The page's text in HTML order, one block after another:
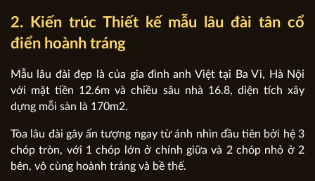
2. Kiến trúc Thiết kế mẫu lâu đài tân cổ
điển hoành tráng
Mẫu lâu đài đẹp là của gia đình anh Việt tại Ba Vì, Hà Nội
với mặt tiền 12.6m và chiều sâu nhà 16.8, diện tích xây
dựng mỗi sàn là 170m2.
Tòa lâu đài gây ấn tượng ngay từ ánh nhìn đầu tiên bởi hệ 3
chóp tròn, với 1 chóp lớn ở chính giữa và 2 chóp nhỏ ở 2
bên, vô cùng hoành tráng và bề thế.